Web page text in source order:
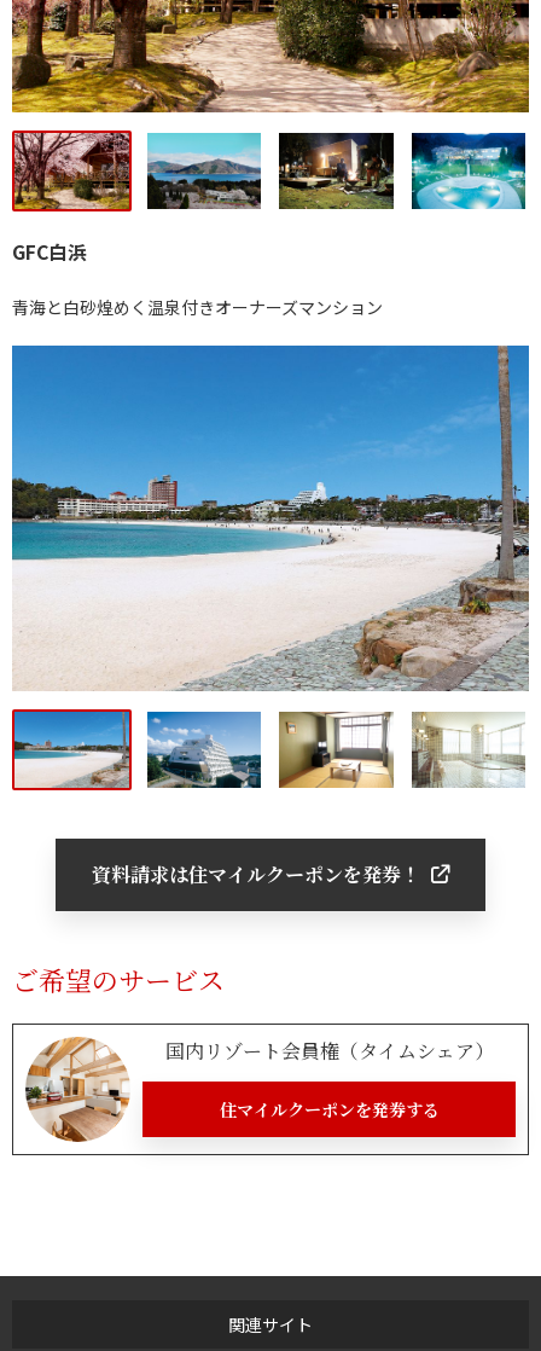
GFC白浜
青海と白砂煌めく温泉付きオーナーズマンション
資料請求は住マイルクーポンを発券！
ご希望のサービス
国内リゾート会員権（タイムシェア）
住マイルクーポンを発券する
関連サイト